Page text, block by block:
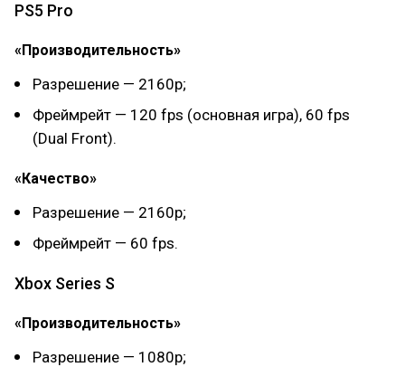
PS5 Pro
«Производительность»
Разрешение — 2160p;
Фреймрейт — 120 fps (основная игра), 60 fps
(Dual Front).
«Качество»
Разрешение — 2160p;
Фреймрейт — 60 fps.
Xbox Series S
«Производительность»
Разрешение — 1080p;